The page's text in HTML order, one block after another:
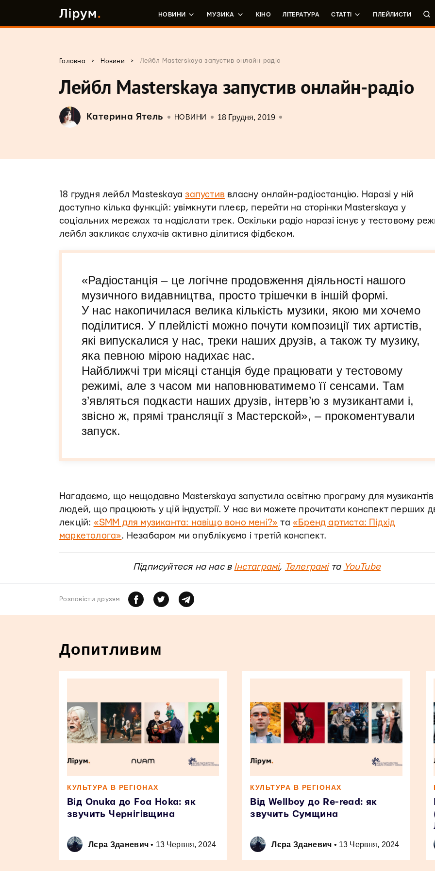
НОВИНИ МУЗИКА КІНО ЛІТЕРАТУРА СТАТТІ ПЛЕЙЛИСТИ
Головна > Новини > Лейбл Masterskaya запустив онлайн-радіо
Лейбл Masterskaya запустив онлайн-радіо
Катерина Ятель НОВИНИ 18 Грудня, 2019
18 грудня лейбл Masteskaya запустив власну онлайн-радіостанцію. Наразі у ній
доступно кілька функцій: увімкнути плеєр, перейти на сторінки Masterskaya у
соціальних мережах та надіслати трек. Оскільки радіо наразі існує у тестовому
лейбл закликає слухачів активно ділитися фідбеком.
«Радіостанція – це логічне продовження діяльності нашого
музичного видавництва, просто трішечки в іншій формі.
У нас накопичилася велика кількість музики, якою ми хочемо
поділитися. У плейлісті можно почути композиції тих артистів,
які випускалися у нас, треки наших друзів, а також ту музику,
яка певною мірою надихає нас.
Найближчі три місяці станція буде працювати у тестовому
режимі, але з часом ми наповнюватимемо її сенсами. Там
з’являться подкасти наших друзів, інтерв’ю з музикантами і,
звісно ж, прямі трансляції з Мастерской», – прокоментували
запуск.
Нагадаємо, що нещодавно Masterskaya запустила освітню програму для музикантів
людей, що працюють у цій індустрії. У нас ви можете прочитати конспект перших
лекцій: «SMM для музиканта: навіщо воно мені?» та«Бренд артиста: Підхід
маркетолога». Незабаром ми опублікуємо і третій конспект.
Підписуйтеся на нас в Інстаграмі, Телеграміта YouTube
Розповiсти друзям
Допитливим
КУЛЬТУРА В РЕГІОНАХ
Від Onuka до Foa Hoka: як
звучить Чернігівщина
Лєра Зданевич • 13 Червня, 2024
КУЛЬТУРА В РЕГІОНАХ
Від Wellboy до Re-read: як
звучить Сумщина
Лєра Зданевич • 13 Червня, 2024